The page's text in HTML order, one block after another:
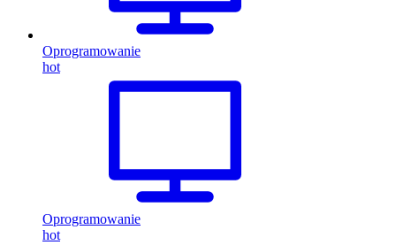
Oprogramowanie
hot
Oprogramowanie
hot